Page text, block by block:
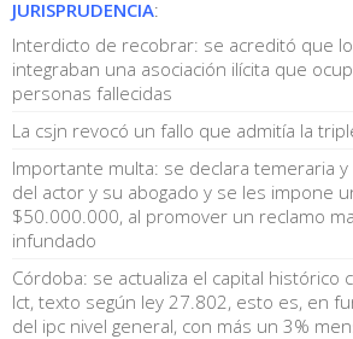
JURISPRUDENCIA:
Interdicto de recobrar: se acreditó que
integraban una asociación ilícita que
personas fallecidas
La csjn revocó un fallo que admitía la
Importante multa: se declara temeraria y
del actor y su abogado y se les impone
$50.000.000, al promover un reclamo
infundado
Córdoba: se actualiza el capital histórico
lct, texto según ley 27.802, esto es, en
del ipc nivel general, con más un 3%